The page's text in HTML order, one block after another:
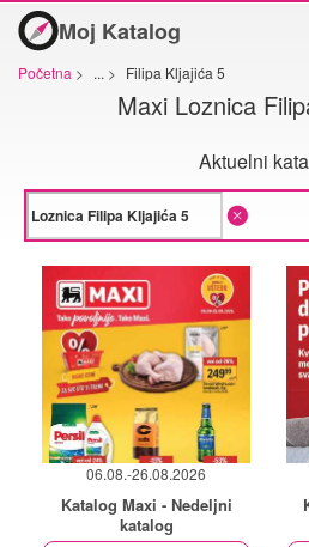
Moj Katalog
Početna > ... > Filipa Kljajića 5
Maxi Loznica
Aktuelni
06.08.-26.08.2026
Katalog Maxi - Nedeljni
katalog